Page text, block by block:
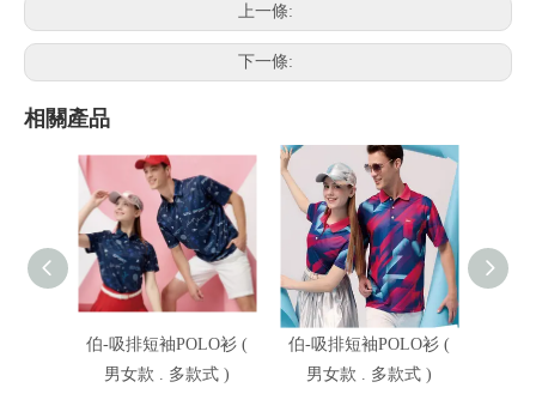
上一條:
下一條:
相關產品
伯-吸排短袖POLO衫 (
男女款 . 多款式 )
伯-吸排短袖POLO衫 (
男女款 . 多款式 )